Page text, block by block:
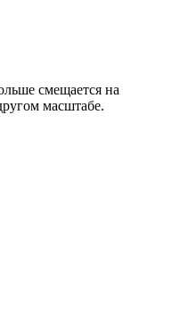
смещается на
масштабе.